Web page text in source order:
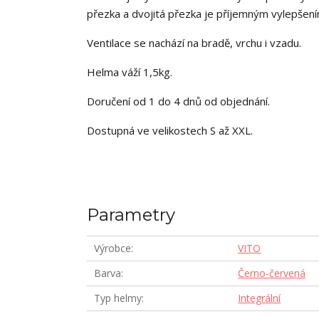
přezka a dvojitá přezka je příjemným
Ventilace se nachází na bradě, vrchu i vzadu.
Helma váží 1,5kg.
Doručení od 1 do 4 dnů od objednání.
Dostupná ve velikostech S až XXL.
Parametry
Výrobce
VITO
Barva
Černo-červená
Typ helmy
Integrální